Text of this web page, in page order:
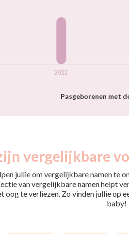
Pasgeborenen met
vergelijkbare
jullie om vergelijkbare namen te
van vergelijkbare namen helpt
oog te verliezen. Zo vinden jullie
baby!